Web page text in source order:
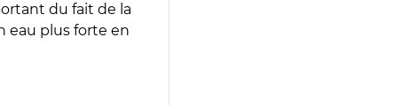
du fait de la
eau plus forte en